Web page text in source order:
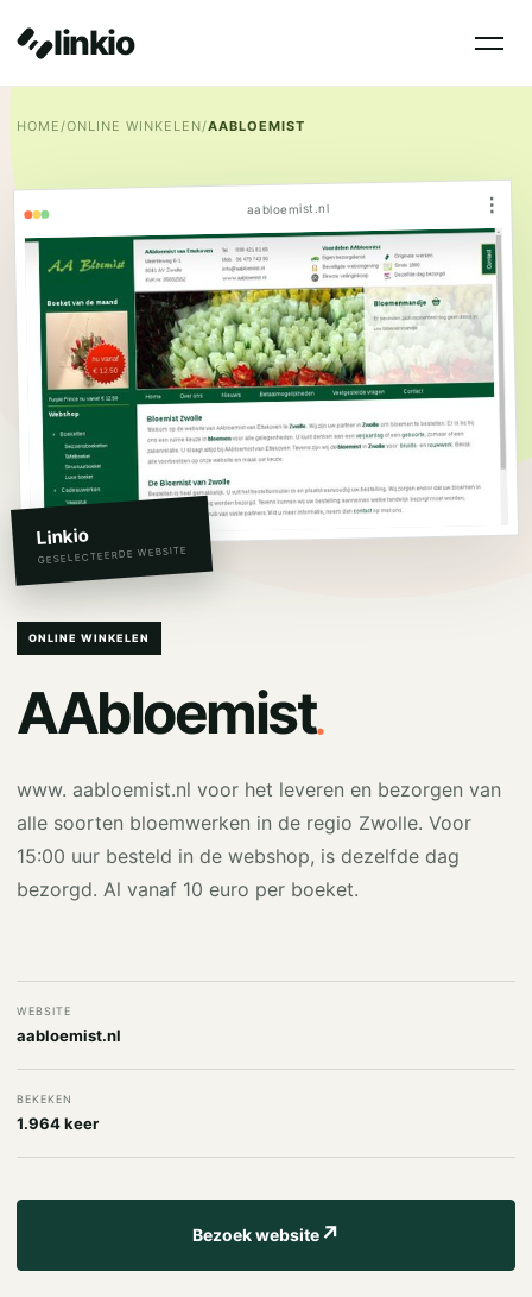
linkio
HOME/ONLINE WINKELEN/AABLOEMIST
aabloemist.nl ⋮
Linkio
GESELECTEERDE WEBSITE
ONLINE WINKELEN
AAbloemist.
www. aabloemist.nl voor het leveren en bezorgen van
alle soorten bloemwerken in de regio Zwolle. Voor
15:00 uur besteld in de webshop, is dezelfde dag
bezorgd. Al vanaf 10 euro per boeket.
WEBSITE
aabloemist.nl
BEKEKEN
1.964 keer
Bezoek website↗